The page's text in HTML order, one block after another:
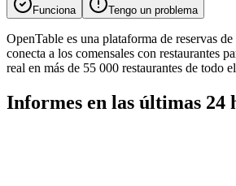
Funciona Tengo un problema
OpenTable es una plataforma de reservas de
conecta a los comensales con restaurantes
real en más de 55 000 restaurantes de todo
Informes en las últimas 24